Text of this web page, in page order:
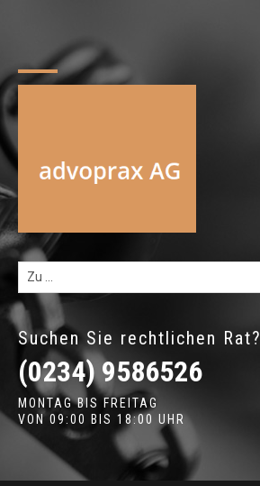
Suchen Sie rechtlichen Rat?
(0234) 9586526
MONTAG BIS FREITAG
VON 09:00 BIS 18:00 UHR